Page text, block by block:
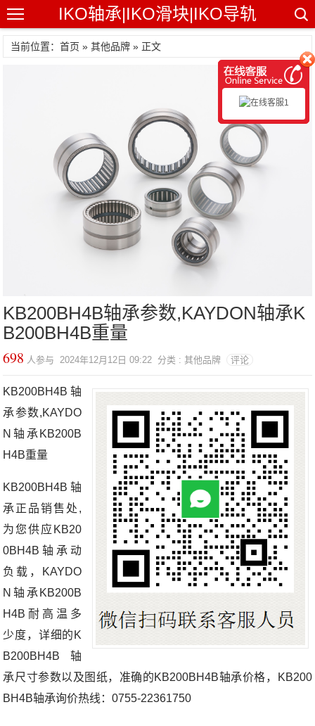
IKO轴承|IKO滑块|IKO导轨
当前位置：首页 »其他品牌 » 正文
KB200BH4B轴承参数,KAYDON轴承K
B200BH4B重量
698 人参与 2024年12月12日 09:22 分类 : 其他品牌 评论
KB200BH4B轴
承参数,KAYDO
N轴承KB200B
H4B重量
KB200BH4B轴
承正品销售处,
为您供应KB20
0BH4B轴承动
负载，KAYDO
N轴承KB200B
H4B耐高温多
少度，详细的K
B200BH4B轴
承尺寸参数以及图纸，准确的KB200BH4B轴承价格，KB200
BH4B轴承询价热线：0755-22361750